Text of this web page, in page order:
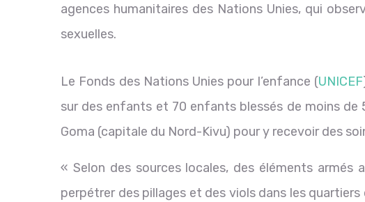
agences humanitaires des Nations Unies, qui
sexuelles.
Le Fonds des Nations Unies pour l’enfance (UNICEF
sur des enfants et 70 enfants blessés de moins de
Goma (capitale du Nord-Kivu) pour y recevoir des
« Selon des sources locales, des éléments
perpétrer des pillages et des viols dans les quartiers